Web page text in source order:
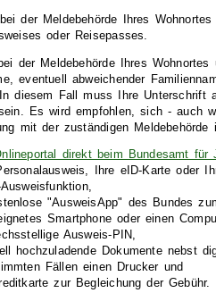
der Meldebehörde Ihres
oder Reisepasses.
der Meldebehörde Ihres Wohnortes
eventuell abweichender
In diesem Fall muss Ihre Unterschrift
Es wird empfohlen, sich - auch
mit der zuständigen Meldebehörde
direkt beim Bundesamt für
Ihre eID-Karte oder
"AusweisApp" des Bundes
Smartphone oder einen
Ausweis-PIN,
hochzuladende Dokumente nebst
Fällen einen Drucker und
zur Begleichung der Gebühr.